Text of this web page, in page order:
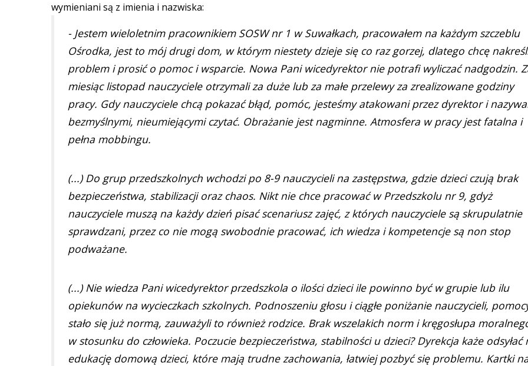
wymieniani są z imienia i nazwiska:
- Jestem wieloletnim pracownikiem SOSW nr 1 w Suwałkach, pracowałem na każdym szczeblu
Ośrodka, jest to mój drugi dom, w którym niestety dzieje się co raz gorzej, dlatego chcę
problem i prosić o pomoc i wsparcie. Nowa Pani wicedyrektor nie potrafi wyliczać nadgodzin.
miesiąc listopad nauczyciele otrzymali za duże lub za małe przelewy za zrealizowane godziny
pracy. Gdy nauczyciele chcą pokazać błąd, pomóc, jesteśmy atakowani przez dyrektor i
bezmyślnymi, nieumiejącymi czytać. Obrażanie jest nagminne. Atmosfera w pracy jest fatalna i
pełna mobbingu.
(...) Do grup przedszkolnych wchodzi po 8-9 nauczycieli na zastępstwa, gdzie dzieci czują brak
bezpieczeństwa, stabilizacji oraz chaos. Nikt nie chce pracować w Przedszkolu nr 9, gdyż
nauczyciele muszą na każdy dzień pisać scenariusz zajęć, z których nauczyciele są skrupulatnie
sprawdzani, przez co nie mogą swobodnie pracować, ich wiedza i kompetencje są non stop
podważane.
(...) Nie wiedza Pani wicedyrektor przedszkola o ilości dzieci ile powinno być w grupie lub ilu
opiekunów na wycieczkach szkolnych. Podnoszeniu głosu i ciągłe poniżanie nauczycieli,
stało się już normą, zauważyli to również rodzice. Brak wszelakich norm i kręgosłupa
w stosunku do człowieka. Poczucie bezpieczeństwa, stabilności u dzieci? Dyrekcja każe odsyłać
edukację domową dzieci, które mają trudne zachowania, łatwiej pozbyć się problemu. Kartki